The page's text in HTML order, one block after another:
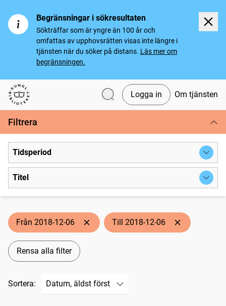
Begränsningar i sökresultaten
Sökträffar som är yngre än 100 år och
omfattas av upphovsrätten visas inte längre i
tjänsten när du söker på distans. Läs mer om
begränsningen.
Svenska tidningar
Logga in Om tjänsten
Filtrera
Tidsperiod
Titel
Från 2018-12-06 Till 2018-12-06
Rensa alla filter
Sortera: